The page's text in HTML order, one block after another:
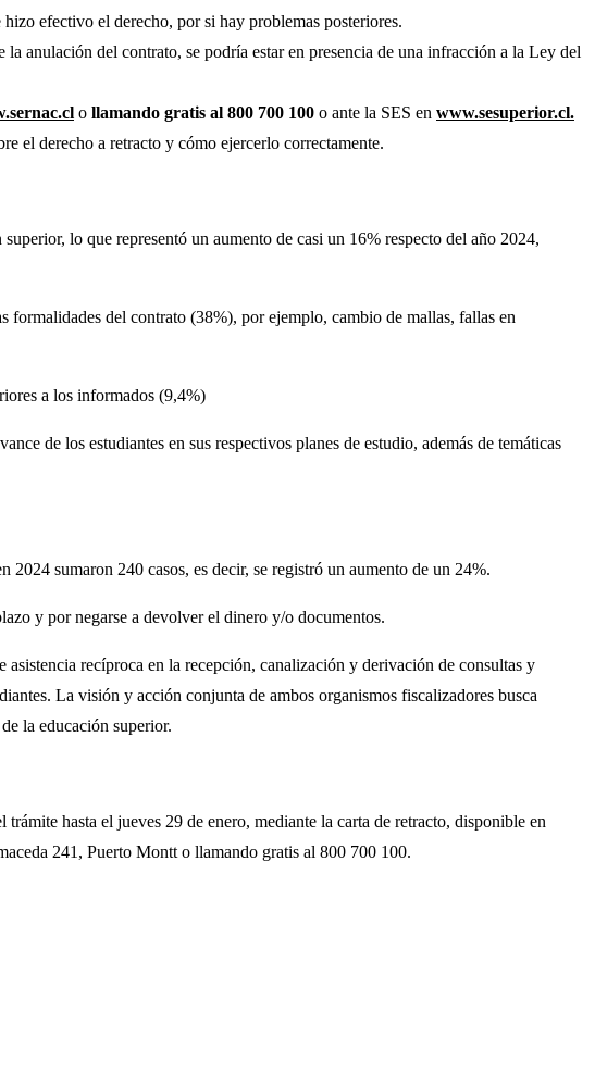
efectivo el derecho, por si hay problemas posteriores.
anulación del contrato, se podría estar en presencia de una infracción a la Ley del
o llamando gratis al 800 700 100 o ante la SES en www.sesuperior.cl.
el derecho a retracto y cómo ejercerlo correctamente.
lo que representó un aumento de casi un 16% respecto del año 2024,
del contrato (38%), por ejemplo, cambio de mallas, fallas en
a los informados (9,4%)
de los estudiantes en sus respectivos planes de estudio, además de temáticas
sumaron 240 casos, es decir, se registró un aumento de un 24%.
y por negarse a devolver el dinero y/o documentos.
recíproca en la recepción, canalización y derivación de consultas y
La visión y acción conjunta de ambos organismos fiscalizadores busca
la educación superior.
hasta el jueves 29 de enero, mediante la carta de retracto, disponible en
241, Puerto Montt o llamando gratis al 800 700 100.